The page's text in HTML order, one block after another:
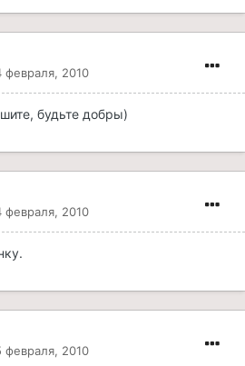
февраля, 2010
будьте добры)
февраля, 2010
февраля, 2010